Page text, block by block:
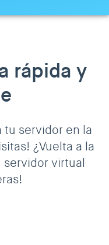
rápida y
tu servidor en la
¿Vuelta a la
servidor virtual